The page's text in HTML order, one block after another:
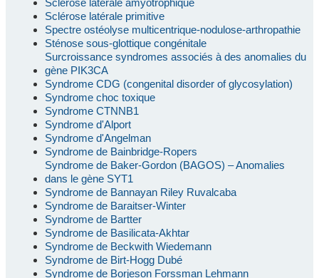
Sclérose latérale amyotrophique
Sclérose latérale primitive
Spectre ostéolyse multicentrique-nodulose-arthropathie
Sténose sous-glottique congénitale
Surcroissance syndromes associés à des anomalies du
gène PIK3CA
Syndrome CDG (congenital disorder of glycosylation)
Syndrome choc toxique
Syndrome CTNNB1
Syndrome d'Alport
Syndrome d'Angelman
Syndrome de Bainbridge-Ropers
Syndrome de Baker-Gordon (BAGOS) – Anomalies
dans le gène SYT1
Syndrome de Bannayan Riley Ruvalcaba
Syndrome de Baraitser-Winter
Syndrome de Bartter
Syndrome de Basilicata-Akhtar
Syndrome de Beckwith Wiedemann
Syndrome de Birt-Hogg Dubé
Syndrome de Borjeson Forssman Lehmann